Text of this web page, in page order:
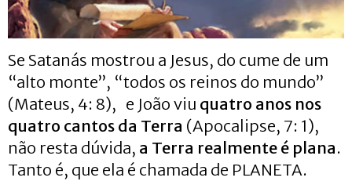
Se Satanás mostrou a Jesus, do cume de um
“alto monte”, “todos os reinos do mundo”
(Mateus, 4: 8), e João viu quatro anos nos
quatro cantos da Terra (Apocalipse, 7: 1),
não resta dúvida, a Terra realmente é plana.
Tanto é, que ela é chamada de PLANETA.